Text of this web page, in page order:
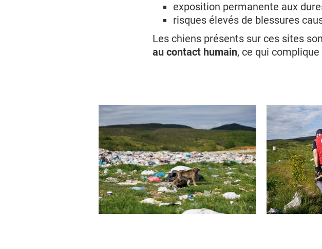
exposition permanente aux
risques élevés de blessures
Les chiens présents sur ces sites
au contact humain, ce qui